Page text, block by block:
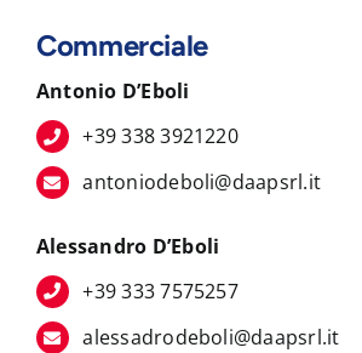
Commerciale
Antonio D’Eboli
+39 338 3921220
antoniodeboli@daapsrl.it
Alessandro D’Eboli
+39 333 7575257
alessadrodeboli@daapsrl.it